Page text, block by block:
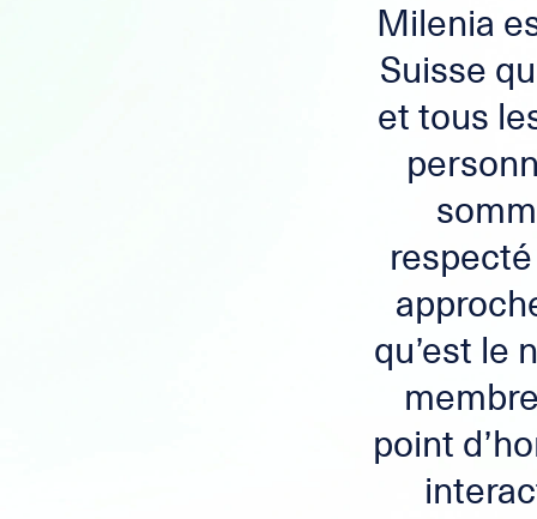
Milenia
Suisse
et tous
qu’est le
point